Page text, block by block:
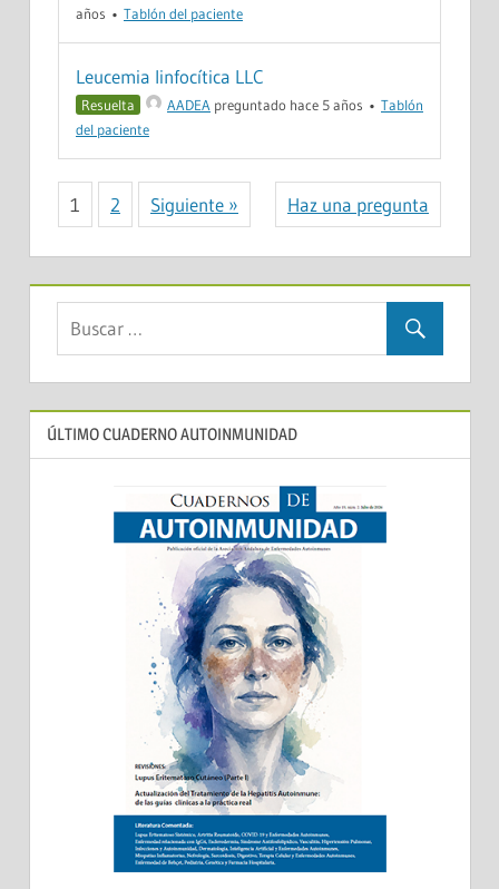
años • Tablón del paciente
Leucemia linfocítica LLC
Resuelta AADEA preguntado hace 5 años • Tablón
del paciente
1 2 Siguiente » Haz una pregunta
ÚLTIMO CUADERNO AUTOINMUNIDAD